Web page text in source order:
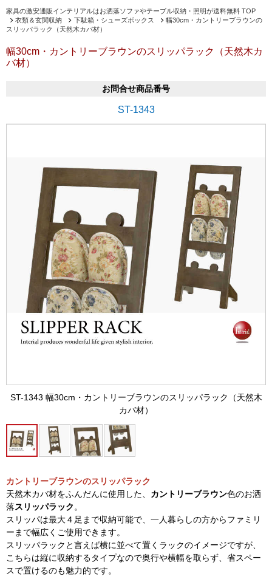
家具の激安通販インテリアルはお洒落ソファやテーブル収納・照明が送料無料 TOP
衣類＆玄関収納
下駄箱・シューズボックス
幅30cm・カントリーブラウンの
スリッパラック（天然木カバ材）
幅30cm・カントリーブラウンのスリッパラック（天然木カ
バ材）
お問合せ商品番号
ST-1343
ST-1343 幅30cm・カントリーブラウンのスリッパラック（天然木
カバ材）
カントリーブラウンのスリッパラック
天然木カバ材をふんだんに使用した、 カントリーブラウン色のお洒
落スリッパラック 。
スリッパは最大４足まで収納可能で、一人暮らしの方からファミリ
ーまで幅広くご使用できます。
スリッパラックと言えば横に並べて置くラックのイメージですが、
こちらは縦に収納するタイプなので奥行や横幅を取らず、省スペー
スで置けるのも魅力的です。